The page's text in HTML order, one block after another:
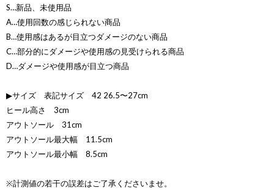
S…新品、未使用品
A…使用回数の感じられない商品
B…使用感はあるが目立つダメージのない商品
C…部分的にダメージや使用感の見受けられる商品
D…ダメージや使用感が目立つ商品
▶サイズ 表記サイズ 42 26.5〜27cm
ヒール高さ 3cm
アウトソール 31cm
アウトソール最大幅 11.5cm
アウトソール最小幅 8.5cm
※計測値の若干の誤差はご了承くださいませ。